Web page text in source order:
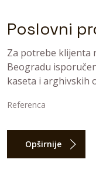
Poslovni
Za potrebe klijenta
Beogradu
kaseta i arghivskih
Referenca
Opširnije